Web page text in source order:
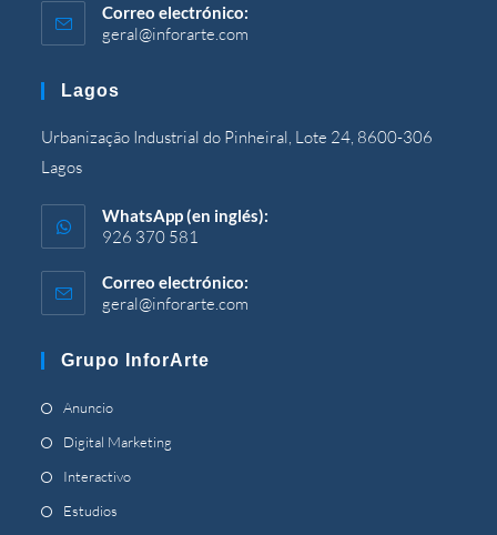
Correo electrónico:
geral@inforarte.com
Lagos
Urbanização Industrial do Pinheiral, Lote 24, 8600-306
Lagos
WhatsApp (en inglés):
926 370 581
Correo electrónico:
geral@inforarte.com
Grupo InforArte
AnuncioSe
abre
una
pestaña
Digital Marketing
InteractivoSe
Estudios